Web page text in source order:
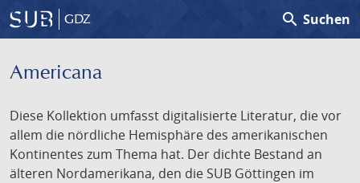
GDZ search Suchen
Americana
Diese Kollektion umfasst digitalisierte Literatur, die vor
allem die nördliche Hemisphäre des amerikanischen
Kontinentes zum Thema hat. Der dichte Bestand an
älteren Nordamerikana, den die SUB Göttingen im